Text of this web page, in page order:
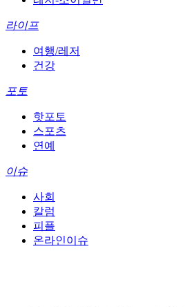
라이프
여행/레저
건강
포토
핫포토
스포츠
연예
이슈
사회
칼럼
피플
온라인이슈